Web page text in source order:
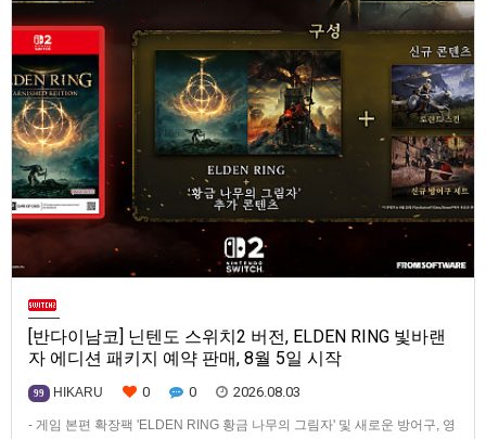
[반다이남코] 닌텐도 스위치2 버전, ELDEN RING 빛바랜
자 에디션 패키지 예약 판매, 8월 5일 시작
99 HIKARU 0 0 2026.08.03
- 게임 본편 확장팩 'ELDEN RING 황금 나무의 그림자' 및 새로운 방어구, 영